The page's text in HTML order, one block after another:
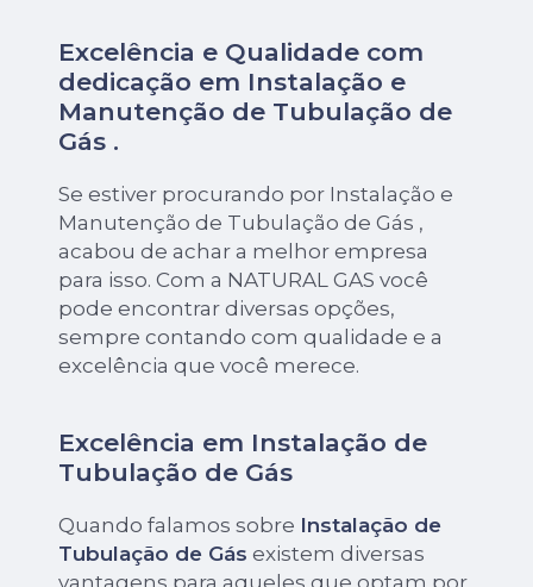
Excelência e Qualidade com
dedicação em Instalação e
Manutenção de Tubulação de
Gás .
Se estiver procurando por Instalação e
Manutenção de Tubulação de Gás ,
acabou de achar a melhor empresa
para isso. Com a NATURAL GAS você
pode encontrar diversas opções,
sempre contando com qualidade e a
excelência que você merece.
Excelência em Instalação de
Tubulação de Gás
Quando falamos sobre Instalação de
Tubulação de Gás existem diversas
vantagens para aqueles que optam por